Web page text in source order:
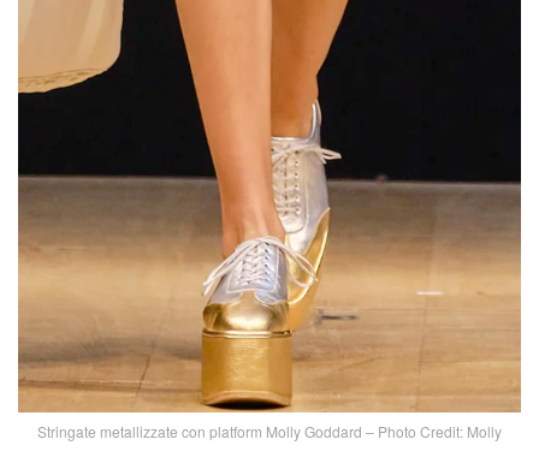
Stringate metallizzate con platform Molly Goddard – Photo Credit: Molly